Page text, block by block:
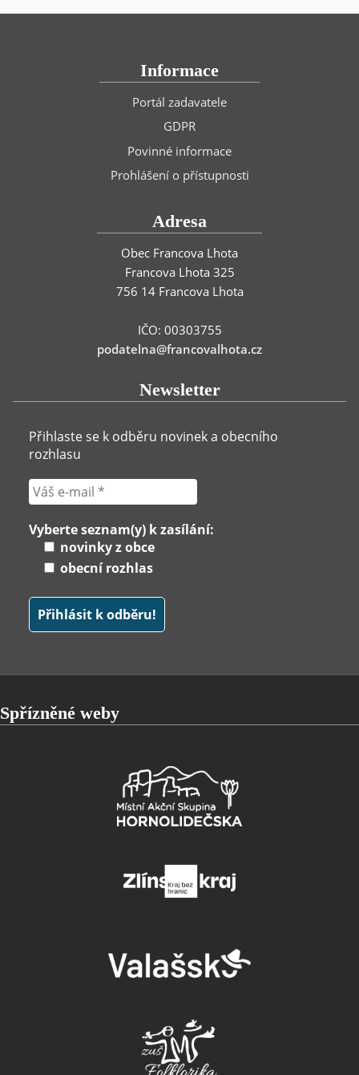
Informace
Portál zadavatele
GDPR
Povinné informace
Prohlášení o přístupnosti
Adresa
Obec Francova Lhota
Francova Lhota 325
756 14 Francova Lhota
IČO: 00303755
podatelna@francovalhota.cz
Newsletter
Přihlaste se k odběru novinek a obecního
rozhlasu
Vyberte seznam(y) k zasílání:
novinky z obce
obecní rozhlas
Spřízněné weby